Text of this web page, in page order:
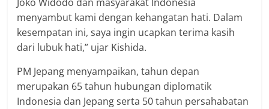
menyambut kami dengan kehangatan hati. Dalam
kesempatan ini, saya ingin ucapkan terima kasih
dari lubuk hati,” ujar Kishida.
PM Jepang menyampaikan, tahun depan
merupakan 65 tahun hubungan diplomatik
Indonesia dan Jepang serta 50 tahun persahabatan